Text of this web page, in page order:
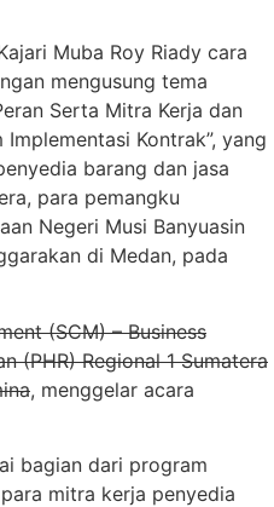
Muba Roy Riady cara
mengusung tema
Serta Mitra Kerja dan
Kontrak”, yang
barang dan jasa
para pemangku
Negeri Musi Banyuasin
di Medan, pada
(SCM) – Business
(PHR) Regional 1 Sumatera
, menggelar acara
bagian dari program
mitra kerja penyedia